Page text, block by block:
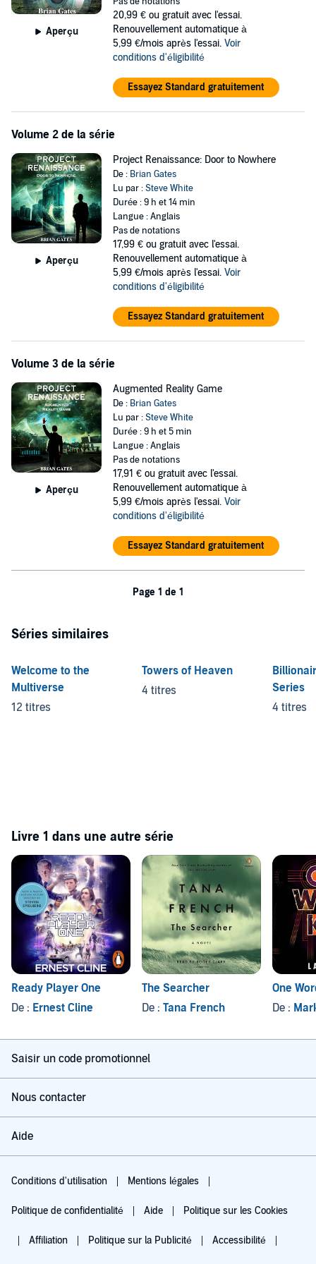
his world unravel. One cryptic clue sends him on a quest outside of
his own jurisdiction. However, when the clues lead to Solis’
doorstep, a conspiracy emerges that threatens not just his family,
but the entire world. To prevent the unspeakable horror, he will risk
Project Renaissance: White Wings:
"A thoughtful, nonstop thrill ride..." (Five stars,The Prairies Book
Review)
"If you are a fan of thrillers, you will relish
Project Renaissance: White
Wings." (Five stars,Readers' Favorite
"Gripping, involving, and powered by fierce characters who don't
quit,Project Renaissance: White Wingswill simply delight readers..."
(Midwest Book Review)
©2021 Brian Gates (P)2021 Brian Gates
Aperçu
20,99 € ou gratuit avec l'essai.
Renouvellement automatique à
5,99 €/mois après l'essai. Voir
conditions d'éligibilité
Essayez Standard gratuitement
Volume 2 de la série
Aperçu
Project Renaissance: Door to Nowhere
De : Brian Gates
Lu par :Steve White
Durée : 9 h et 14 min
Langue : Anglais
Pas de notations
17,99 € ou gratuit avec l'essai.
Renouvellement automatique à
5,99 €/mois après l'essai. Voir
conditions d'éligibilité
Essayez Standard gratuitement
Volume 3 de la série
Aperçu
Augmented Reality Game
De : Brian Gates
Lu par :Steve White
Durée : 9 h et 5 min
Langue : Anglais
Pas de notations
17,91 € ou gratuit avec l'essai.
Renouvellement automatique à
5,99 €/mois après l'essai. Voir
conditions d'éligibilité
Essayez Standard gratuitement
Page 1 de 1
Séries similaires
Welcome to the
Multiverse
12 titres
Towers of Heaven
4 titres
Series
4 titres
Livre 1 dans une autre série
Ready Player One
De : Ernest Cline
The Searcher
De : Tana French
One
De :
Saisir un code promotionnel
Nous contacter
Aide
Conditions d'utilisation Mentions légales
Politique de confidentialité Aide Politique sur les Cookies
Affiliation Politique sur la Publicité Accessibilité